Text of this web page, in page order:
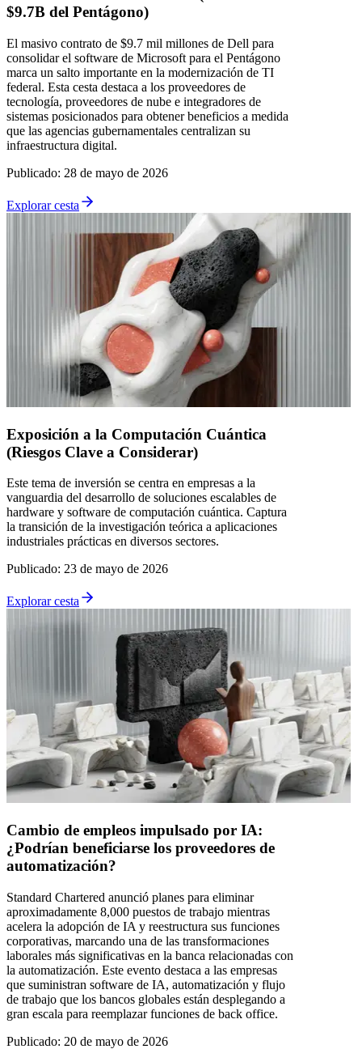
$9.7B del Pentágono)
El masivo contrato de $9.7 mil millones de Dell para
consolidar el software de Microsoft para el Pentágono
marca un salto importante en la modernización de TI
federal. Esta cesta destaca a los proveedores de
tecnología, proveedores de nube e integradores de
sistemas posicionados para obtener beneficios a medida
que las agencias gubernamentales centralizan su
infraestructura digital.
Publicado: 28 de mayo de 2026
Explorar cesta
Exposición a la Computación Cuántica
(Riesgos Clave a Considerar)
Este tema de inversión se centra en empresas a la
vanguardia del desarrollo de soluciones escalables de
hardware y software de computación cuántica. Captura
la transición de la investigación teórica a aplicaciones
industriales prácticas en diversos sectores.
Publicado: 23 de mayo de 2026
Explorar cesta
Cambio de empleos impulsado por IA:
¿Podrían beneficiarse los proveedores de
automatización?
Standard Chartered anunció planes para eliminar
aproximadamente 8,000 puestos de trabajo mientras
acelera la adopción de IA y reestructura sus funciones
corporativas, marcando una de las transformaciones
laborales más significativas en la banca relacionadas con
la automatización. Este evento destaca a las empresas
que suministran software de IA, automatización y flujo
de trabajo que los bancos globales están desplegando a
gran escala para reemplazar funciones de back office.
Publicado: 20 de mayo de 2026